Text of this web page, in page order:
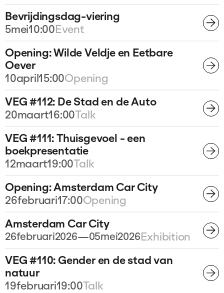
Bevrijdingsdag-viering
5mei10:00Event
Opening: Wilde Veldje en Eetbare
Oever
10april15:00Opening
VEG #112: De Stad en de Auto
20maart16:00Talk
VEG #111: Thuisgevoel - een
boekpresentatie
12maart19:00Talk
Opening: Amsterdam Car City
26februari17:00Opening
Amsterdam Car City
26februari2026—05mei2026Exhibition
VEG #110: Gender en de stad van
natuur
19februari19:00Talk